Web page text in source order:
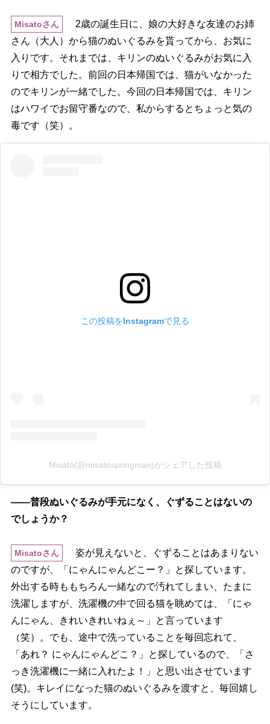
Misatoさん
2歳の誕生日に、娘の大好きな友達のお姉
さん（大人）から猫のぬいぐるみを貰ってから、お気に
入りです。それまでは、キリンのぬいぐるみがお気に入
りで相方でした。前回の日本帰国では、猫がいなかった
のでキリンが一緒でした。今回の日本帰国では、キリン
はハワイでお留守番なので、私からするとちょっと気の
毒です（笑）。
この投稿をInstagramで見る
Misato(@misatospringman)がシェアした投稿
――普段ぬいぐるみが手元になく、ぐずることはないの
でしょうか？
Misatoさん
姿が見えないと、ぐずることはあまりない
のですが、「にゃんにゃんどこー？」と探しています。
外出する時ももちろん一緒なので汚れてしまい、たまに
洗濯しますが、洗濯機の中で回る猫を眺めては、「にゃ
んにゃん、きれいきれいねぇ～」と言っています
（笑）。でも、途中で洗っていることを毎回忘れて、
「あれ？ にゃんにゃんどこ？」と探しているので、「さ
っき洗濯機に一緒に入れたよ！」と思い出させています
(笑)。キレイになった猫のぬいぐるみを渡すと、毎回嬉し
そうにしています。